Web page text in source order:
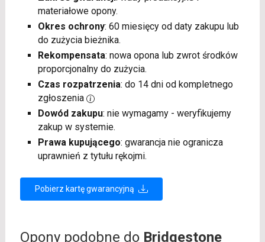
materiałowe opony.
Okres ochrony: 60 miesięcy od daty zakupu lub
do zużycia bieżnika.
Rekompensata: nowa opona lub zwrot środków
proporcjonalny do zużycia.
Czas rozpatrzenia: do 14 dni od kompletnego
zgłoszenia
Dowód zakupu: nie wymagamy - weryfikujemy
zakup w systemie.
Prawa kupującego: gwarancja nie ogranicza
uprawnień z tytułu rękojmi.
Pobierz kartę gwarancyjną
Opony podobne do Bridgestone